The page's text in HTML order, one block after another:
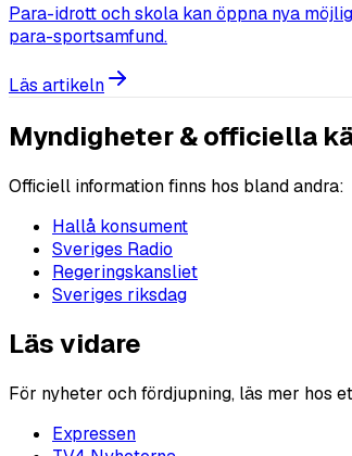
Para-idrott och skola kan öppna nya
para-sportsamfund.
Läs artikeln
Myndigheter & officiella
Officiell information finns hos bland andra:
Hallå konsument
Sveriges Radio
Regeringskansliet
Sveriges riksdag
Läs vidare
För nyheter och fördjupning, läs mer hos
Expressen